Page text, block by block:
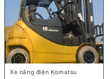
Xe nâng điện Komatsu